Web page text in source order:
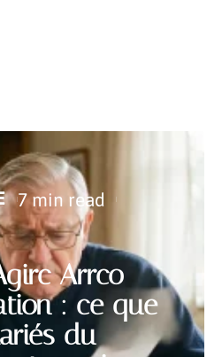
Arrco
: ce que
du
7 min read